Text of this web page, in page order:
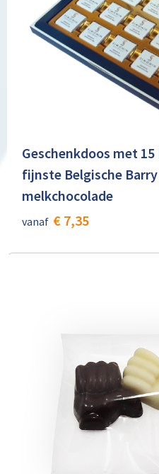
Geschenkdoos met
fijnste Belgische
melkchocolade
vanaf € 7,35